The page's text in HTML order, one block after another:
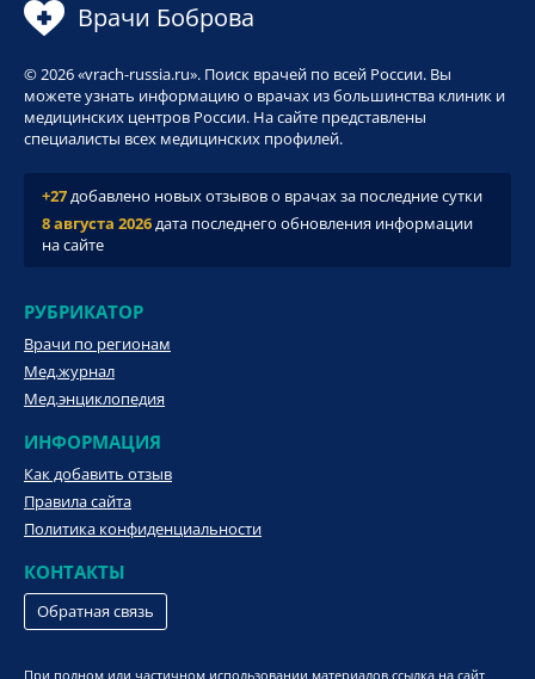
Врачи Боброва
© 2026 «vrach-russia.ru». Поиск врачей по всей России. Вы
можете узнать информацию о врачах из большинства клиник и
медицинских центров России. На сайте представлены
специалисты всех медицинских профилей.
+27добавлено новых отзывов о врачах за последние сутки
8 августа 2026дата последнего обновления информации
на сайте
РУБРИКАТОР
Врачи по регионам
Мед.журнал
Мед.энциклопедия
ИНФОРМАЦИЯ
Как добавить отзыв
Правила сайта
Политика конфиденциальности
КОНТАКТЫ
Обратная связь
При полном или частичном использовании материалов ссылка на сайт